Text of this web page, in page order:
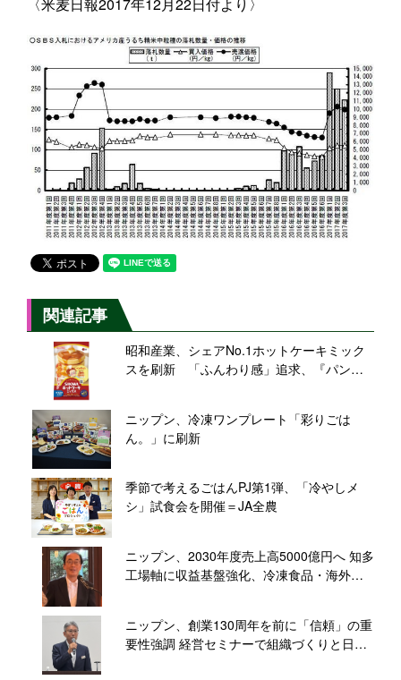
関連記事
昭和産業、シェアNo.1ホットケーキミック
スを刷新 「ふんわり感」追求、『パンど
ニップン、冷凍ワンプレート「彩りごは
ん。」に刷新
季節で考えるごはんPJ第1弾、「冷やしメ
シ」試食会を開催＝JA全農
ニップン、2030年度売上高5000億円へ 知多
工場軸に収益基盤強化、冷凍食品・海外を
ニップン、創業130周年を前に「信頼」の重
要性強調 経営セミナーで組織づくりと日本